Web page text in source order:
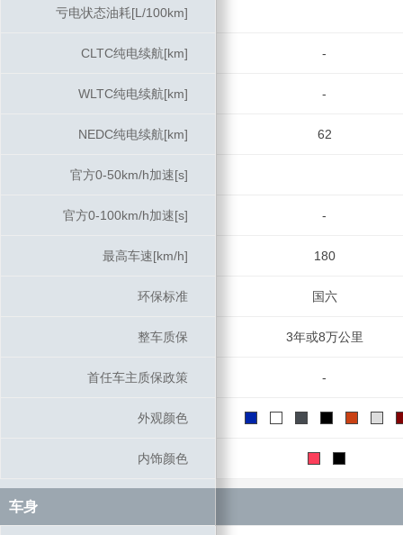
亏电状态油耗[L/100km]
CLTC纯电续航[km] -
WLTC纯电续航[km] -
NEDC纯电续航[km] 62
官方0-50km/h加速[s]
官方0-100km/h加速[s] -
最高车速[km/h] 180
环保标准 国六
整车质保 3年或8万公里
首任车主质保政策 -
外观颜色
内饰颜色
车身
亏电状态油耗[L/100km]
CLTC纯电续航[km]
WLTC纯电续航[km]
NEDC纯电续航[km]
官方0-50km/h加速[s]
官方0-100km/h加速[s]
最高车速[km/h]
环保标准
整车质保
首任车主质保政策
外观颜色
内饰颜色
车身